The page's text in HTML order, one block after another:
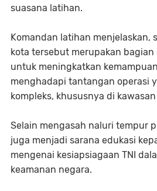
suasana latihan.
Komandan latihan menjelaskan,
kota tersebut merupakan
untuk meningkatkan
menghadapi tantangan operasi
kompleks, khususnya di
Selain mengasah naluri tempur
juga menjadi sarana edukasi
mengenai kesiapsiagaan TNI
keamanan negara.